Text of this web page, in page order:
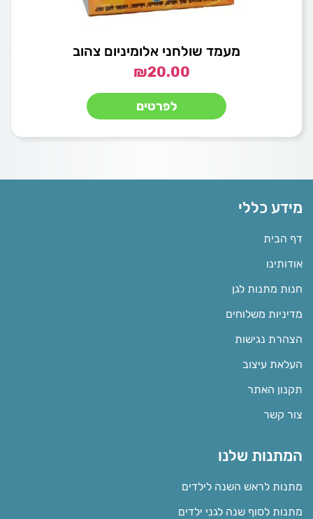
מעמד שולחני אלומיניום צהוב
₪20.00
לפרטים
מידע כללי
דף הבית
אודותינו
חנות מתנות לגן
מדיניות משלוחים
הצהרת נגישות
העלאת עיצוב
תקנון האתר
צור קשר
המתנות שלנו
מתנות לראש השנה לילדים
מתנות לסוף שנה לגני ילדים